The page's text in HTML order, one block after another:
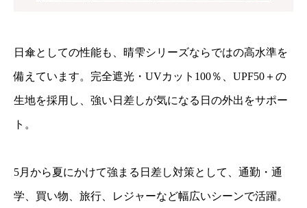
日傘としての性能も、晴雫シリーズならではの高水準を
備えています。完全遮光・UVカット100％、UPF50＋の
生地を採用し、強い日差しが気になる日の外出をサポー
ト。
5月から夏にかけて強まる日差し対策として、通勤・通
学、買い物、旅行、レジャーなど幅広いシーンで活躍。